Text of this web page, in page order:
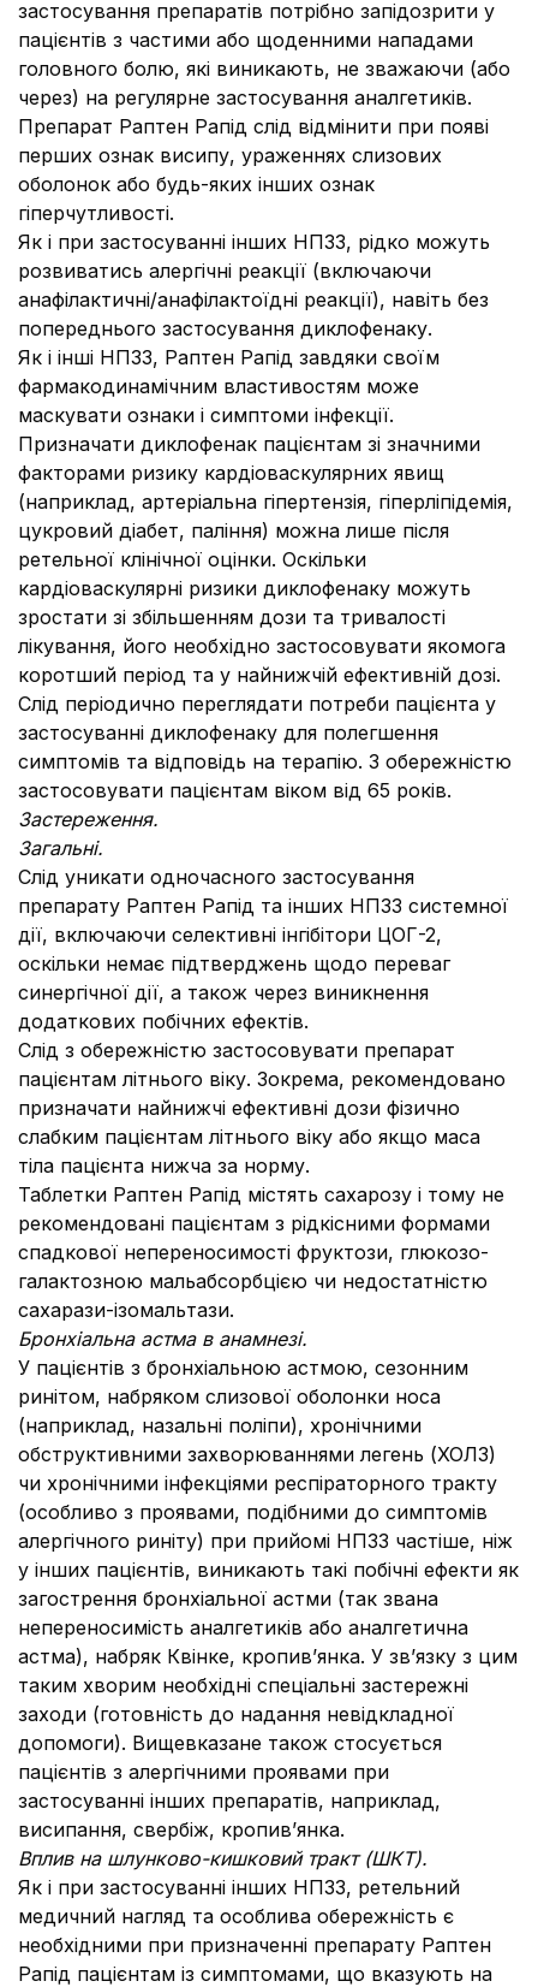
застосування препаратів потрібно запідозрити у
пацієнтів з частими або щоденними нападами
головного болю, які виникають, не зважаючи (або
через) на регулярне застосування аналгетиків.
Препарат Раптен Рапід слід відмінити при появі
перших ознак висипу, ураженнях слизових
оболонок або будь-яких інших ознак
гіперчутливості.
Як і при застосуванні інших НПЗЗ, рідко можуть
розвиватись алергічні реакції (включаючи
анафілактичні/анафілактоїдні реакції), навіть без
попереднього застосування диклофенаку.
Як і інші НПЗЗ, Раптен Рапід завдяки своїм
фармакодинамічним властивостям може
маскувати ознаки і симптоми інфекції.
Призначати диклофенак пацієнтам зі значними
факторами ризику кардіоваскулярних явищ
(наприклад, артеріальна гіпертензія, гіперліпідемія,
цукровий діабет, паління) можна лише після
ретельної клінічної оцінки. Оскільки
кардіоваскулярні ризики диклофенаку можуть
зростати зі збільшенням дози та тривалості
лікування, його необхідно застосовувати якомога
коротший період та у найнижчій ефективній дозі.
Слід періодично переглядати потреби пацієнта у
застосуванні диклофенаку для полегшення
симптомів та відповідь на терапію. З обережністю
застосовувати пацієнтам віком від 65 років.
Застереження.
Загальні.
Слід уникати одночасного застосування
препарату Раптен Рапід та інших НПЗЗ системної
дії, включаючи селективні інгібітори ЦОГ-2,
оскільки немає підтверджень щодо переваг
синергічної дії, а також через виникнення
додаткових побічних ефектів.
Слід з обережністю застосовувати препарат
пацієнтам літнього віку. Зокрема, рекомендовано
призначати найнижчі ефективні дози фізично
слабким пацієнтам літнього віку або якщо маса
тіла пацієнта нижча за норму.
Таблетки Раптен Рапід містять сахарозу і тому не
рекомендовані пацієнтам з рідкісними формами
спадкової непереносимості фруктози, глюкозо-
галактозною мальабсорбцією чи недостатністю
сахарази-ізомальтази.
Бронхіальна астма в анамнезі.
У пацієнтів з бронхіальною астмою, сезонним
ринітом, набряком слизової оболонки носа
(наприклад, назальні поліпи), хронічними
обструктивними захворюваннями легень (ХОЛЗ)
чи хронічними інфекціями респіраторного тракту
(особливо з проявами, подібними до симптомів
алергічного риніту) при прийомі НПЗЗ частіше, ніж
у інших пацієнтів, виникають такі побічні ефекти як
загострення бронхіальної астми (так звана
непереносимість аналгетиків або аналгетична
астма), набряк Квінке, кропив’янка. У зв’язку з цим
таким хворим необхідні спеціальні застережні
заходи (готовність до надання невідкладної
допомоги). Вищевказане також стосується
пацієнтів з алергічними проявами при
застосуванні інших препаратів, наприклад,
висипання, свербіж, кропив’янка.
Вплив на шлунково-кишковий тракт (ШКТ).
Як і при застосуванні інших НПЗЗ, ретельний
медичний нагляд та особлива обережність є
необхідними при призначенні препарату Раптен
Рапід пацієнтам із симптомами, що вказують на